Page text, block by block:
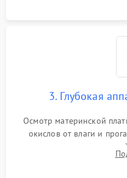
3. Глубокая
Осмотр материнской
окислов от влаги и
дежурных